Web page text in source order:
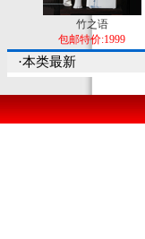
竹之语
包邮特价:1999
·本类最新